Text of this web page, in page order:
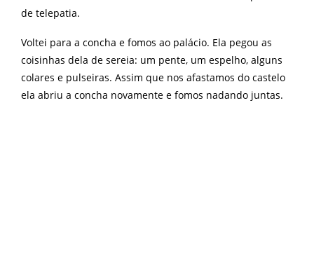
de telepatia.
Voltei para a concha e fomos ao palácio. Ela pegou as
coisinhas dela de sereia: um pente, um espelho, alguns
colares e pulseiras. Assim que nos afastamos do castelo
ela abriu a concha novamente e fomos nadando juntas.